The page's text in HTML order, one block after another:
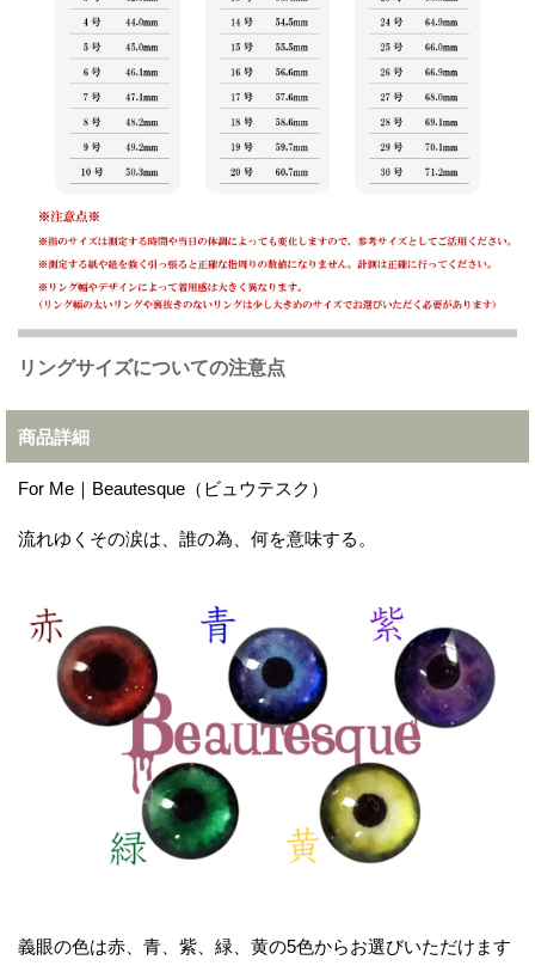
リングサイズについての注意点
商品詳細
For Me｜Beautesque（ビュウテスク）
流れゆくその涙は、誰の為、何を意味する。
義眼の色は赤、青、紫、緑、黄の5色からお選びいただけます